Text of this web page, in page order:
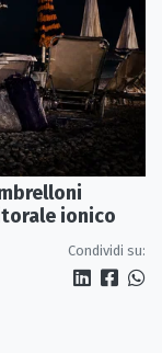
ionico
Condividi su: